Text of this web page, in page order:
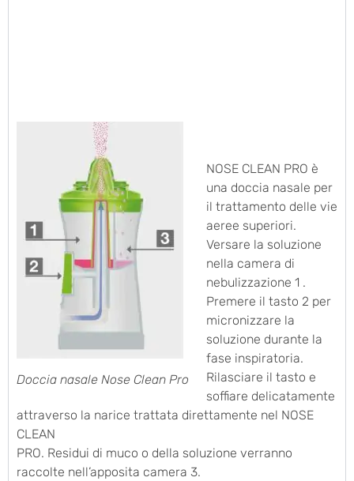
Doccia nasale Nose Clean Pro
NOSE CLEAN PRO è
una doccia nasale per
il trattamento delle vie
aeree superiori.
Versare la soluzione
nella camera di
nebulizzazione 1 .
Premere il tasto 2 per
micronizzare la
soluzione durante la
fase inspiratoria.
Rilasciare il tasto e
soffiare delicatamente
attraverso la narice trattata direttamente nel NOSE
CLEAN
PRO. Residui di muco o della soluzione verranno
raccolte nell’apposita camera 3.